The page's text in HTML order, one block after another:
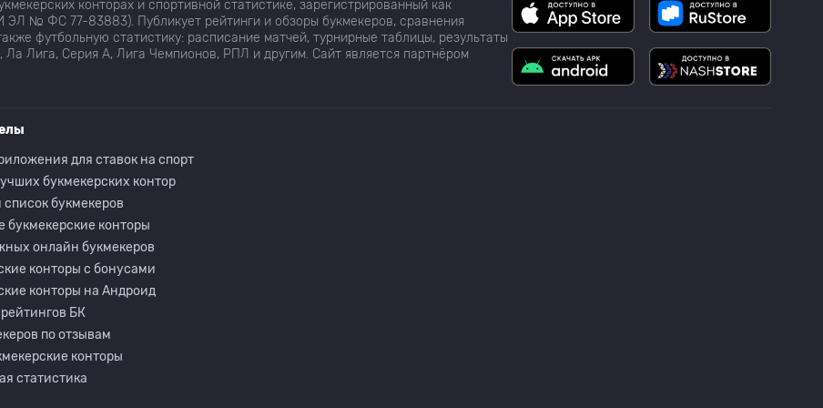
конторах и спортивной статистике, зарегистрированный как
№ ФС 77-83883). Публикует рейтинги и обзоры букмекеров, сравнения
футбольную статистику: расписание матчей, турнирные таблицы, результаты
Лига, Серия А, Лига Чемпионов, РПЛ и другим. Сайт является партнёром
для ставок на спорт
букмекерских контор
букмекеров
букмекерские конторы
онлайн букмекеров
конторы с бонусами
конторы на Андроид
БК
по отзывам
конторы
статистика